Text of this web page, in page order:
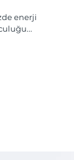
enerji